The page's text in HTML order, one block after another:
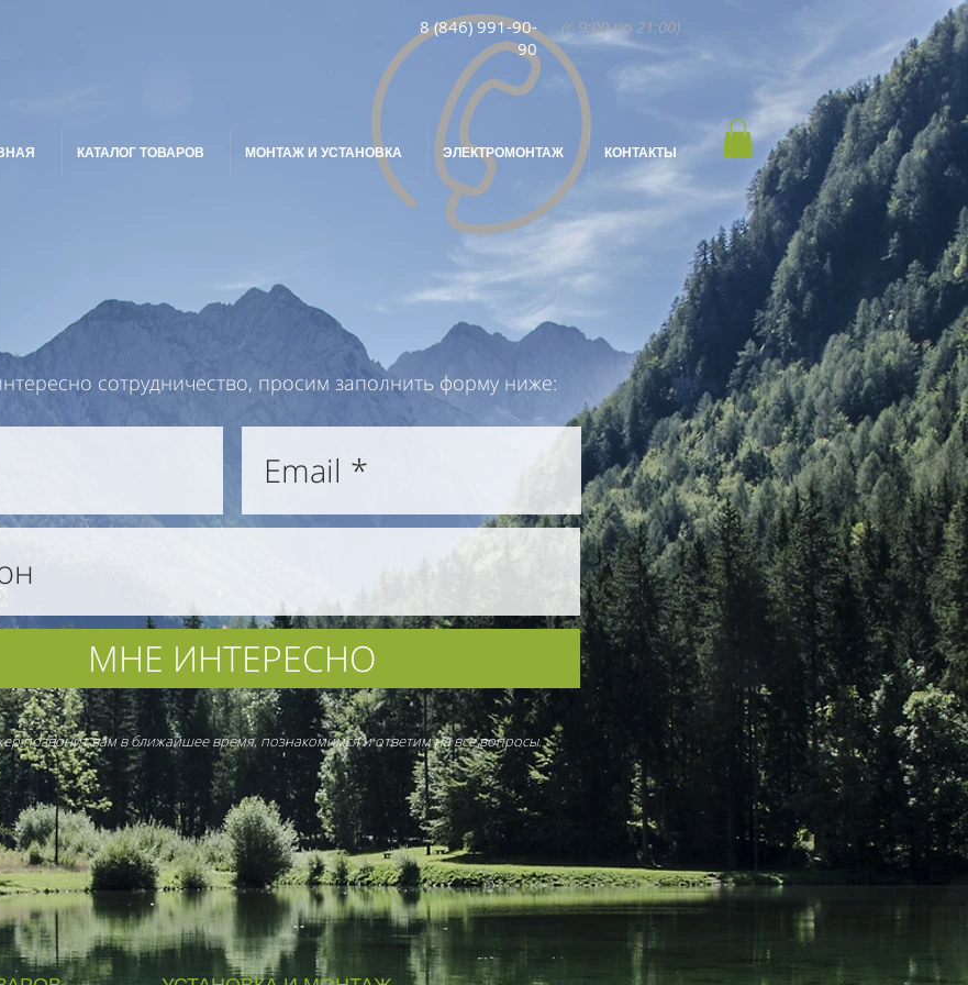
8 (846) 991-90-
90
(с 9:00 по 21:00)
КАТАЛОГ ТОВАРОВ МОНТАЖ И УСТАНОВКА ЭЛЕКТРОМОНТАЖ КОНТАКТЫ
МНЕ ИНТЕРЕСНО
сотрудничество, просим заполнить форму ниже:
позвонит вам в ближайшее время, познакомимся и ответим на все вопросы.